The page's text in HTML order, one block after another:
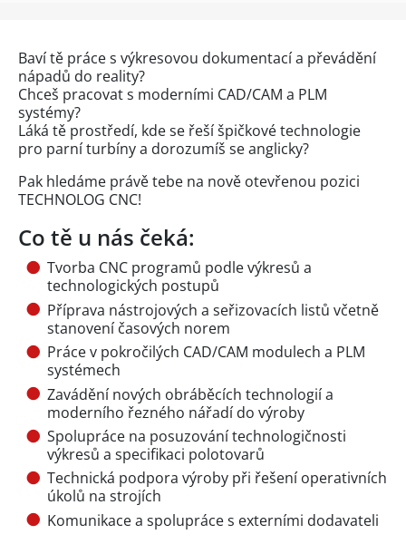
Baví tě práce s výkresovou dokumentací a převádění
nápadů do reality?
Chceš pracovat s moderními CAD/CAM a PLM
systémy?
Láká tě prostředí, kde se řeší špičkové technologie
pro parní turbíny a dorozumíš se anglicky?
Pak hledáme právě tebe na nově otevřenou pozici
TECHNOLOG CNC!
Co tě u nás čeká:
Tvorba CNC programů podle výkresů a
technologických postupů
Příprava nástrojových a seřizovacích listů včetně
stanovení časových norem
Práce v pokročilých CAD/CAM modulech a PLM
systémech
Zavádění nových obráběcích technologií a
moderního řezného nářadí do výroby
Spolupráce na posuzování technologičnosti
výkresů a specifikaci polotovarů
Technická podpora výroby při řešení operativních
úkolů na strojích
Komunikace a spolupráce s externími dodavateli